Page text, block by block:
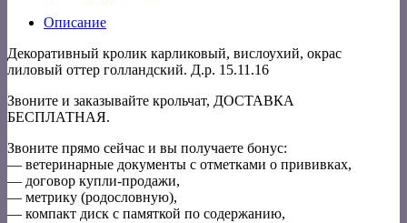
Описание
Декоративный кролик карликовый, вислоухий, окрас
лиловый оттер голландский. Д.р. 15.11.16
Звоните и заказывайте крольчат, ДОСТАВКА
БЕСПЛАТНАЯ.
Звоните прямо сейчас и вы получаете бонус:
— ветеринарные документы с отметками о прививках,
— договор купли-продажи,
— метрику (родословную),
— компакт диск с памяткой по содержанию,